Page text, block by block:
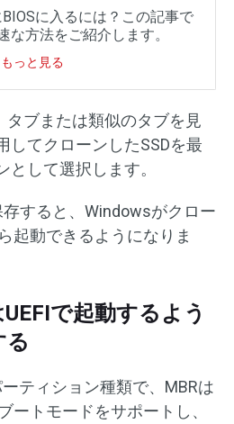
に入るには？この記事で
な方法をご紹介します。
もっと見る
タブまたは類似のタブを見
してクローンしたSSDを最
して選択します。
すると、Windowsがクロー
起動できるようになりま
で起動するよう
る
ティション種類で、MBRは
ートモードをサポートし、